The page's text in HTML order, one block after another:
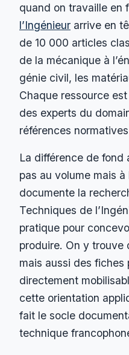
quand on travaille en
l’Ingénieur arrive en
de 10 000 articles
de la mécanique à
génie civil, les
Chaque ressource
des experts du
références
La différence de fond
pas au volume mais à
documente la
Techniques de
pratique pour
produire. On y trouve
mais aussi des
directement
cette orientation
fait le socle
technique